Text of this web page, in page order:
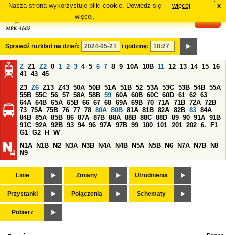
Nasza strona wykorzystuje pliki cookie. Dowiedz się
więcej.
więcej x
Sprawdź rozkład na dzień: i godzinę:
Z Z1 Z2 0 1 2 3 4 5 6 7 8 9 10A 10B 11 12 13 14 15 16
41 43 45
Z3 Z6 Z13 Z43 50A 50B 51A 51B 52 53A 53C 53B 54B 55A
55B 55C 56 57 58A 58B 59 60A 60B 60C 60D 61 62 63
64A 64B 65A 65B 66 67 68 69A 69B 70 71A 71B 72A 72B
73 75A 75B 76 77 78 80A 80B 81A 81B 82A 82B 83 84A
84B 85A 85B 86 87A 87B 88A 88B 88C 88D 89 90 91A 91B
91C 92A 92B 93 94 96 97A 97B 99 100 101 201 202 6.
F1
G1 G2 H
W
N1A
N1B N2 N3A N3B N4A N4B N5A N5B N6 N7A N7B
N8
N9
Linie Zmiany Utrudnienia
Przystanki Połączenia Schematy
Pobierz